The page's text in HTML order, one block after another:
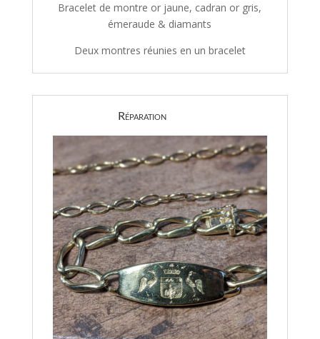
Bracelet de montre or jaune, cadran or gris,
émeraude & diamants
Deux montres réunies en un bracelet
Réparation